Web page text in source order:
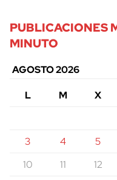
PUBLICACIONES
MINUTO
AGOSTO 2026
L
M X
3
4 5
10
11 12